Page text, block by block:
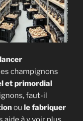
champignons
et primordial
faut-il
ou le fabriquer